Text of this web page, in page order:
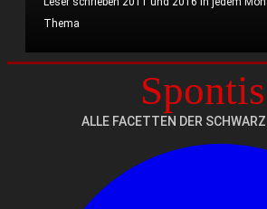
Thema
Mehr erfahren?Spontis
ALLE FACETTEN DER